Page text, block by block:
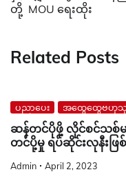
တို့ MOU ရေးထိုး
Related Posts
ပညာပေး အထွေထွေဗဟု
ဆန်တင်ပိုဖို့ လိုင်စင်သစ်
တင်ပို့မှု ရပ်ဆိုင်းလုနီးဖြစ်
Admin April 2, 2023